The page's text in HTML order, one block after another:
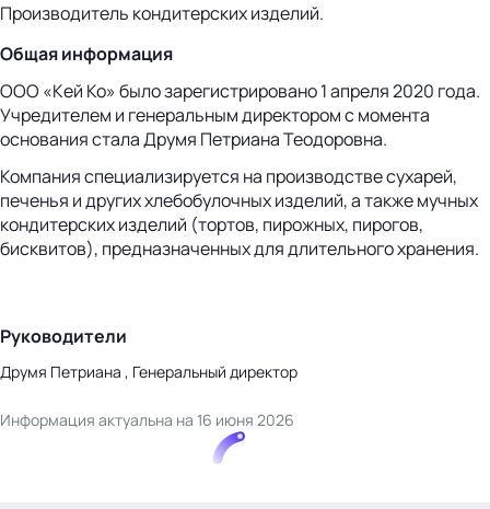
Производитель кондитерских изделий.
Общая информация
ООО «Кей Ко» было зарегистрировано 1 апреля 2020 года.
Учредителем и генеральным директором с момента
основания стала Друмя Петриана Теодоровна.
Компания специализируется на производстве сухарей,
печенья и других хлебобулочных изделий, а также мучных
кондитерских изделий (тортов, пирожных, пирогов,
бисквитов), предназначенных для длительного хранения.
Руководители
Друмя Петриана , Генеральный директор
Информация актуальна на 16 июня 2026